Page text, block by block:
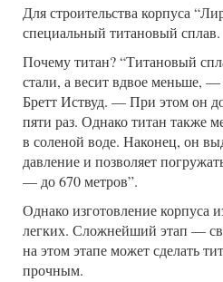
Для строительства корпуса
специальный титановый сплав.
Почему титан? “Титановый
стали, а весит вдвое меньше,
Бретт Иствуд. — При этом он
пяти раз. Однако титан также
в соленой воде. Наконец, он
давление и позволяет
— до 670 метров”.
Однако изготовление корпуса
легких. Сложнейший этап —
на этом этапе может сделать
прочным.